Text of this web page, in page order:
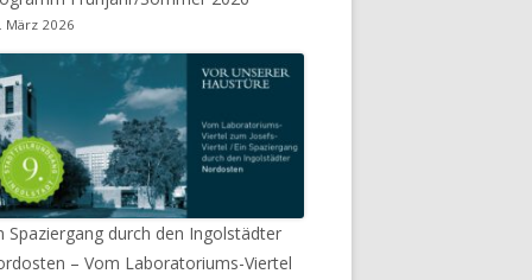
März 2026
Spaziergang durch den Ingolstädter
– Vom Laboratoriums-Viertel